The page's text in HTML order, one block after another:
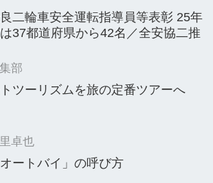
会や研修会、業務で培った安全運転
を披露した。新型コロナウイルス
増えたことにより、宅配へのニー
高まり、宅配バイクによる業務は
能向上を図るこの大会が、より一
重要な行事...
二輪車安全運転指導員等表彰 25年
37都道府県から42名／全安協二推
部
ツーリズムを旅の定番ツアーへ
卓也
オートバイ」の呼び方